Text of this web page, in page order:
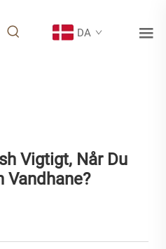
DA
Vigtigt, Når Du
Vandhane?